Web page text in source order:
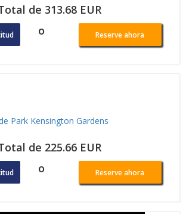
Total de 313.68 EUR
Total de 225.66 EUR